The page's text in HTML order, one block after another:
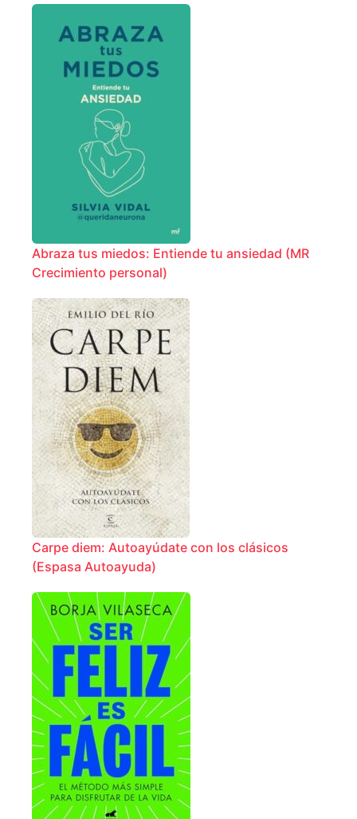
Abraza tus miedos: Entiende tu ansiedad (MR
Crecimiento personal)
Carpe diem: Autoayúdate con los clásicos
(Espasa Autoayuda)